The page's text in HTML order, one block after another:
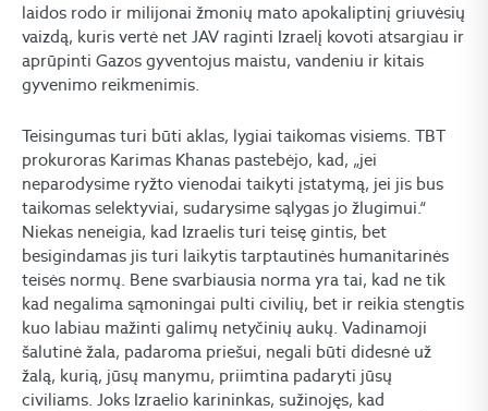
laidos rodo ir milijonai žmonių mato apokaliptinį griuvėsių
vaizdą, kuris vertė net JAV raginti Izraelį kovoti atsargiau ir
aprūpinti Gazos gyventojus maistu, vandeniu ir kitais
gyvenimo reikmenimis.
Teisingumas turi būti aklas, lygiai taikomas visiems. TBT
prokuroras Karimas Khanas pastebėjo, kad, „jei
neparodysime ryžto vienodai taikyti įstatymą, jei jis bus
taikomas selektyviai, sudarysime sąlygas jo žlugimui.“
Niekas neneigia, kad Izraelis turi teisę gintis, bet
besigindamas jis turi laikytis tarptautinės humanitarinės
teisės normų. Bene svarbiausia norma yra tai, kad ne tik
kad negalima sąmoningai pulti civilių, bet ir reikia stengtis
kuo labiau mažinti galimų netyčinių aukų. Vadinamoji
šalutinė žala, padaroma priešui, negali būti didesnė už
žalą, kurią, jūsų manymu, priimtina padaryti jūsų
civiliams. Joks Izraelio karininkas, sužinojęs, kad